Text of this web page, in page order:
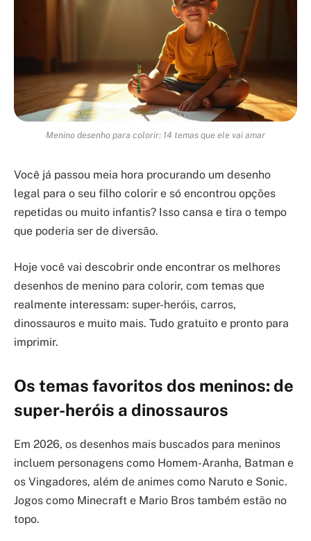
Menino desenho para colorir: 14 temas que ele vai amar
Você já passou meia hora procurando um desenho
legal para o seu filho colorir e só encontrou opções
repetidas ou muito infantis? Isso cansa e tira o tempo
que poderia ser de diversão.
Hoje você vai descobrir onde encontrar os melhores
desenhos de menino para colorir, com temas que
realmente interessam: super-heróis, carros,
dinossauros e muito mais. Tudo gratuito e pronto para
imprimir.
Os temas favoritos dos meninos: de
super-heróis a dinossauros
Em 2026, os desenhos mais buscados para meninos
incluem personagens como Homem-Aranha, Batman e
os Vingadores, além de animes como Naruto e Sonic.
Jogos como Minecraft e Mario Bros também estão no
topo.